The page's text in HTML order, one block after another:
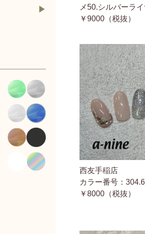
メ50.シルバーラ
￥9000（税抜）
西友手稲店
カラー番号：
￥8000（税抜）